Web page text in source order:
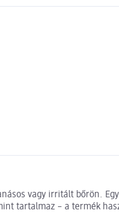
vagy irritált bőrön.
tartalmaz – a termék